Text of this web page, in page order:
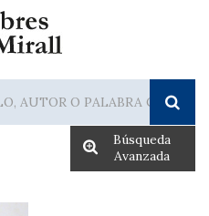
Búsqueda
Avanzada